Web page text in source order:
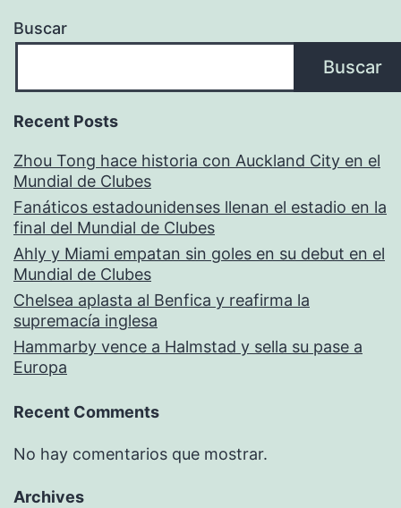
Buscar
Buscar
Recent Posts
Zhou Tong hace historia con Auckland City en el
Mundial de Clubes
Fanáticos estadounidenses llenan el estadio en la
final del Mundial de Clubes
Ahly y Miami empatan sin goles en su debut en el
Mundial de Clubes
Chelsea aplasta al Benfica y reafirma la
supremacía inglesa
Hammarby vence a Halmstad y sella su pase a
Europa
Recent Comments
No hay comentarios que mostrar.
Archives